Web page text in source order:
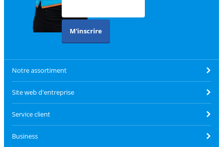
M'inscrire
Notre assortiment
Site web d'entreprise
Service client
Business